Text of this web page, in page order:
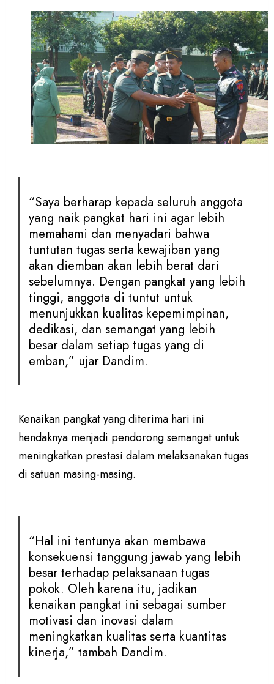
“Saya berharap kepada seluruh anggota
yang naik pangkat hari ini agar lebih
memahami dan menyadari bahwa
tuntutan tugas serta kewajiban yang
akan diemban akan lebih berat dari
sebelumnya. Dengan pangkat yang lebih
tinggi, anggota di tuntut untuk
menunjukkan kualitas kepemimpinan,
dedikasi, dan semangat yang lebih
besar dalam setiap tugas yang di
emban,” ujar Dandim.
Kenaikan pangkat yang diterima hari ini
hendaknya menjadi pendorong semangat untuk
meningkatkan prestasi dalam melaksanakan tugas
di satuan masing-masing.
“Hal ini tentunya akan membawa
konsekuensi tanggung jawab yang lebih
besar terhadap pelaksanaan tugas
pokok. Oleh karena itu, jadikan
kenaikan pangkat ini sebagai sumber
motivasi dan inovasi dalam
meningkatkan kualitas serta kuantitas
kinerja,” tambah Dandim.